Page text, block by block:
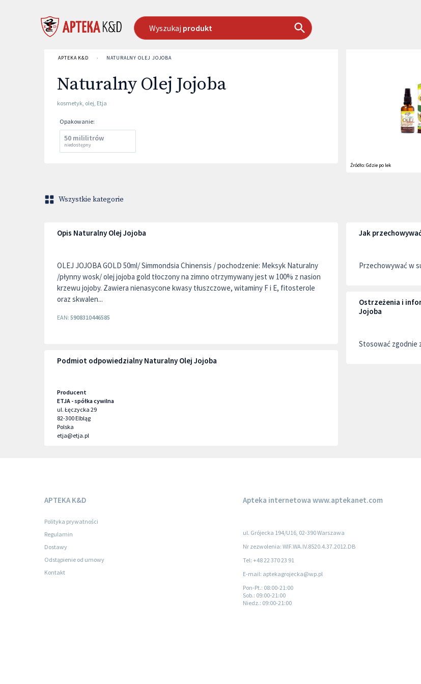
Wyszukaj produkt
APTEKA K&D › NATURALNY OLEJ JOJOBA
Naturalny Olej Jojoba
kosmetyk, olej, Etja
Opakowanie:
50 mililitrów
niedostępny
Źródło:Gdzie po lek
Wszystkie kategorie
Opis Naturalny Olej Jojoba
OLEJ JOJOBA GOLD 50ml/ Simmondsia Chinensis / pochodzenie: Meksyk Naturalny
/płynny wosk/ olej jojoba gold tłoczony na zimno otrzymywany jest w 100% z nasion
krzewu jojoby. Zawiera nienasycone kwasy tłuszczowe, witaminy F i E, fitosterole
oraz skwalen...
EAN: 5908310446585
Podmiot odpowiedzialny Naturalny Olej Jojoba
Producent
ETJA - spółka cywilna
ul. Łęczycka 29
82-300Elbląg
Polska
etja@etja.pl
Jak
Przechowywać w
Ostrzeżenia i
Jojoba
Stosować zgodnie
APTEKA K&D
Polityka prywatności
Regulamin
Dostawy
Odstąpienie od umowy
Kontakt
Apteka internetowa www.aptekanet.com
ul. Grójecka 194/U16, 02-390 Warszawa
Nr zezwolenia: WIF.WA.IV.8520.4.37.2012.DB
Tel: +48 22 370 23 91
E-mail: aptekagrojecka@wp.pl
Pon-Pt.: 08:00-21:00
Sob.: 09:00-21:00
Niedz.: 09:00-21:00